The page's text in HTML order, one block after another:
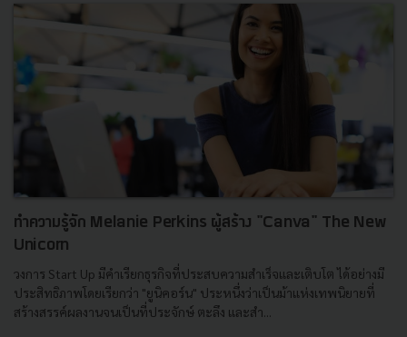
ทำความรู้จัก Melanie Perkins ผู้สร้าง "Canva" The New
Unicorn
วงการ Start Up มีคำเรียกธุรกิจที่ประสบความสำเร็จและเติบโต ได้อย่างมี
ประสิทธิภาพโดยเรียกว่า "ยูนิคอร์น" ประหนึ่งว่าเป็นม้าแห่งเทพนิยายที่
สร้างสรรค์ผลงานจนเป็นที่ประจักษ์ ตะลึง และสำ...